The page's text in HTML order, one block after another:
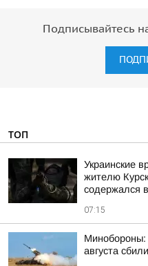
Подписывайтесь
ТОП
Украинские
жителю
содержался
07:15
августа